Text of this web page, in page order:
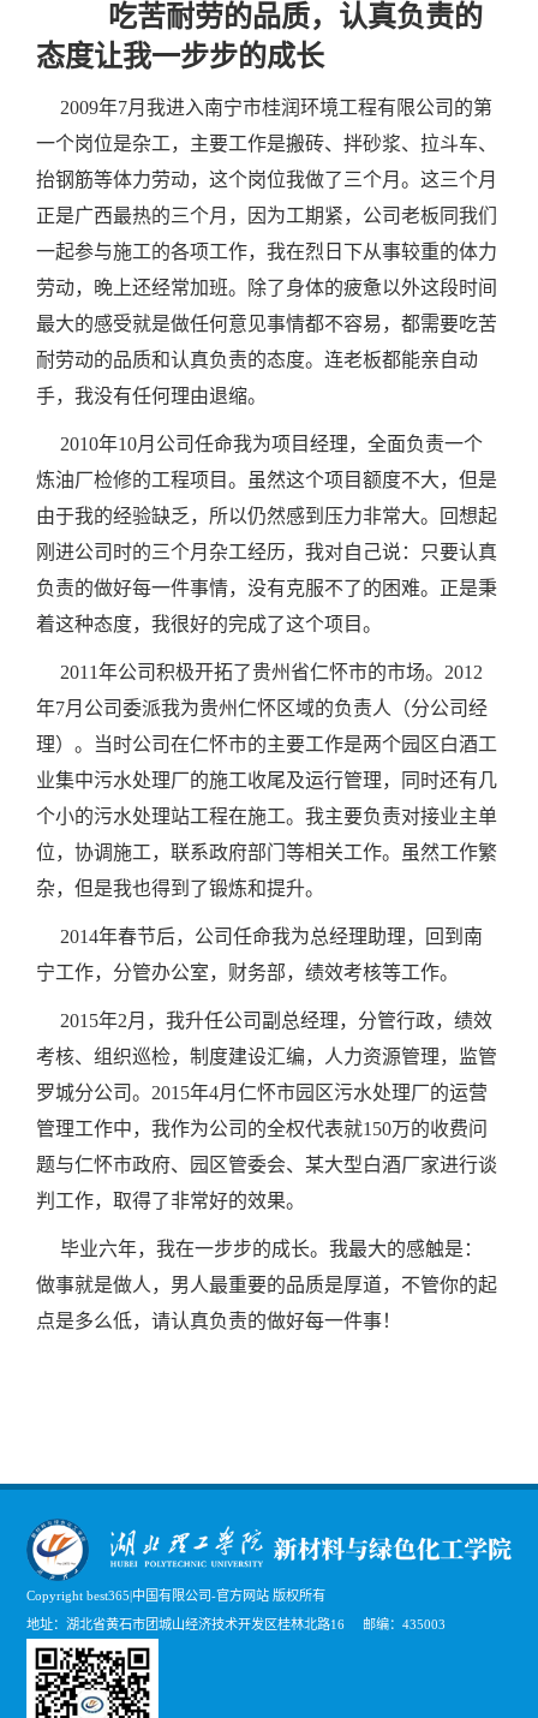
吃苦耐劳的品质，认真负责的
态度让我一步步的成长
2009年7月我进入南宁市桂润环境工程有限公司的第
一个岗位是杂工，主要工作是搬砖、拌砂浆、拉斗车、
抬钢筋等体力劳动，这个岗位我做了三个月。这三个月
正是广西最热的三个月，因为工期紧，公司老板同我们
一起参与施工的各项工作，我在烈日下从事较重的体力
劳动，晚上还经常加班。除了身体的疲惫以外这段时间
最大的感受就是做任何意见事情都不容易，都需要吃苦
耐劳动的品质和认真负责的态度。连老板都能亲自动
手，我没有任何理由退缩。
2010年10月公司任命我为项目经理，全面负责一个
炼油厂检修的工程项目。虽然这个项目额度不大，但是
由于我的经验缺乏，所以仍然感到压力非常大。回想起
刚进公司时的三个月杂工经历，我对自己说：只要认真
负责的做好每一件事情，没有克服不了的困难。正是秉
着这种态度，我很好的完成了这个项目。
2011年公司积极开拓了贵州省仁怀市的市场。2012
年7月公司委派我为贵州仁怀区域的负责人（分公司经
理）。当时公司在仁怀市的主要工作是两个园区白酒工
业集中污水处理厂的施工收尾及运行管理，同时还有几
个小的污水处理站工程在施工。我主要负责对接业主单
位，协调施工，联系政府部门等相关工作。虽然工作繁
杂，但是我也得到了锻炼和提升。
2014年春节后，公司任命我为总经理助理，回到南
宁工作，分管办公室，财务部，绩效考核等工作。
2015年2月，我升任公司副总经理，分管行政，绩效
考核、组织巡检，制度建设汇编，人力资源管理，监管
罗城分公司。2015年4月仁怀市园区污水处理厂的运营
管理工作中，我作为公司的全权代表就150万的收费问
题与仁怀市政府、园区管委会、某大型白酒厂家进行谈
判工作，取得了非常好的效果。
毕业六年，我在一步步的成长。我最大的感触是：
做事就是做人，男人最重要的品质是厚道，不管你的起
点是多么低，请认真负责的做好每一件事！
Copyright best365|中国有限公司-官方网站 版权所有
地址：湖北省黄石市团城山经济技术开发区桂林北路16 邮编：435003